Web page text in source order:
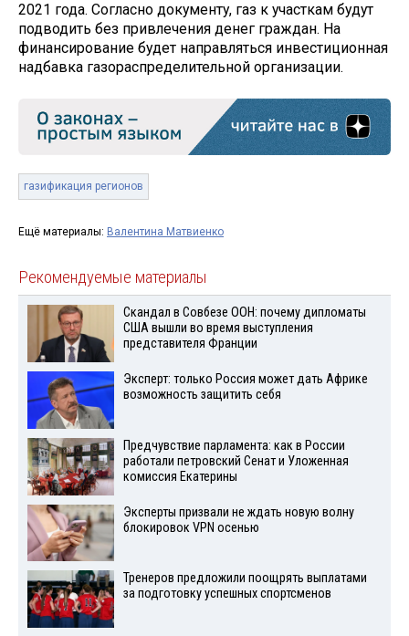
2021 года. Согласно документу, газ к участкам будут
подводить без привлечения денег граждан. На
финансирование будет направляться инвестиционная
надбавка газораспределительной организации.
газификация регионов
Ещё материалы: Валентина Матвиенко
Рекомендуемые материалы
Скандал в Совбезе ООН: почему дипломаты
США вышли во время выступления
представителя Франции
Эксперт: только Россия может дать Африке
возможность защитить себя
Предчувствие парламента: как в России
работали петровский Сенат и Уложенная
комиссия Екатерины
Эксперты призвали не ждать новую волну
блокировок VPN осенью
Тренеров предложили поощрять выплатами
за подготовку успешных спортсменов